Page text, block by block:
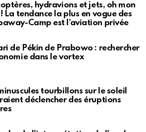
hydravions et jets, oh mon
! La tendance la plus en vogue des
Camp est l’aviation privée
de Pékin de Prabowo : rechercher
dans le vortex
tourbillons sur le soleil
déclencher des éruptions